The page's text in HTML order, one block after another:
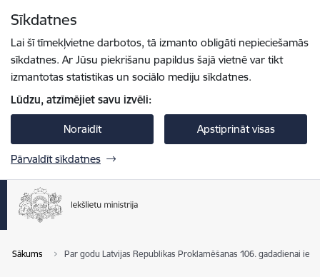
Sīkdatnes
Lai šī tīmekļvietne darbotos, tā izmanto obligāti nepieciešamās
sīkdatnes. Ar Jūsu piekrišanu papildus šajā vietnē var tikt
izmantotas statistikas un sociālo mediju sīkdatnes.
Lūdzu, atzīmējiet savu izvēli:
Noraidīt Apstiprināt visas
Pārvaldīt sīkdatnes
Sākums Par godu Latvijas Republikas Proklamēšanas 106. gadadienai